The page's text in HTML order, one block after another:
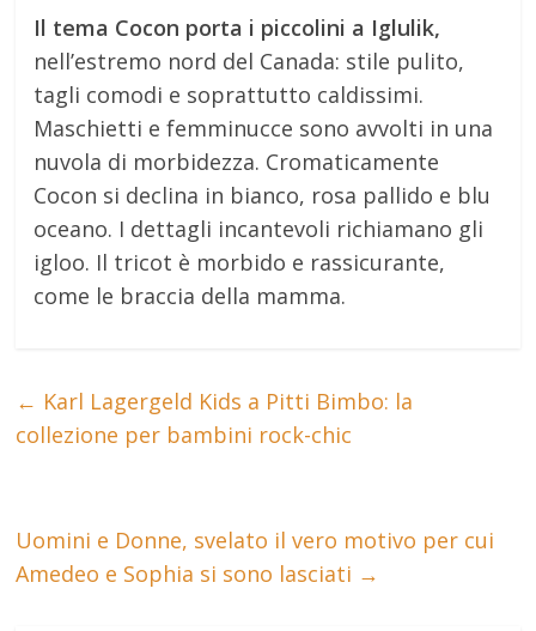
Il tema Cocon porta i piccolini a Iglulik,
nell’estremo nord del Canada: stile pulito,
tagli comodi e soprattutto caldissimi.
Maschietti e femminucce sono avvolti in una
nuvola di morbidezza. Cromaticamente
Cocon si declina in bianco, rosa pallido e blu
oceano. I dettagli incantevoli richiamano gli
igloo. Il tricot è morbido e rassicurante,
come le braccia della mamma.
← Karl Lagergeld Kids a Pitti Bimbo: la
collezione per bambini rock-chic
Uomini e Donne, svelato il vero motivo per cui
Amedeo e Sophia si sono lasciati →